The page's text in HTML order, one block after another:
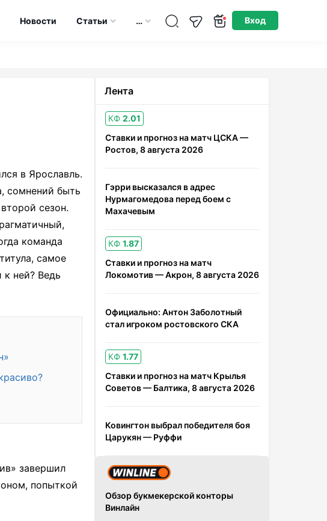
Новости Статьи … Вход
в Ярославль.
сомнений быть
сезон.
команда
самое
к ней? Ведь
завершил
попыткой
Лента
КФ 2.01
Ставки и прогноз на матч ЦСКА —
Ростов, 8 августа 2026
Гэрри высказался в адрес
Нурмагомедова перед боем с
Махачевым
КФ 1.87
Ставки и прогноз на матч
Локомотив — Акрон, 8 августа 2026
Официально: Антон Заболотный
стал игроком ростовского СКА
КФ 1.77
Ставки и прогноз на матч Крылья
Советов — Балтика, 8 августа 2026
Ковингтон выбрал победителя боя
Царукян — Руффи
Обзор букмекерской конторы
Винлайн